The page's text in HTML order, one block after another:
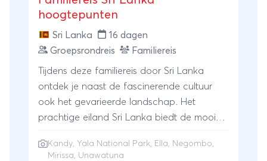
hoogtepunten
Sri Lanka
16 dagen
Groepsrondreis
Familiereis
Tijdens deze familiereis door Sri Lanka
ontdek je naast de fascinerende cultuur
ook het gevarieerde landschap. Het
prachtige eiland Sri Lanka biedt de mooiste
reisdagen. We bezoeken oude steden en
Kandy, Yala National Park, Ella, Negombo,
Mirissa, Unawatuna